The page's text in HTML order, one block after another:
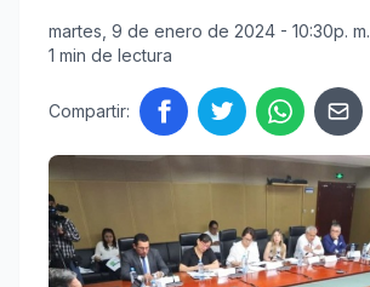
martes, 9 de enero de 2024 - 10:30p. m.
1 min de lectura
Compartir: